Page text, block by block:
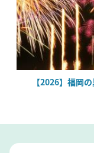
【2026】福岡